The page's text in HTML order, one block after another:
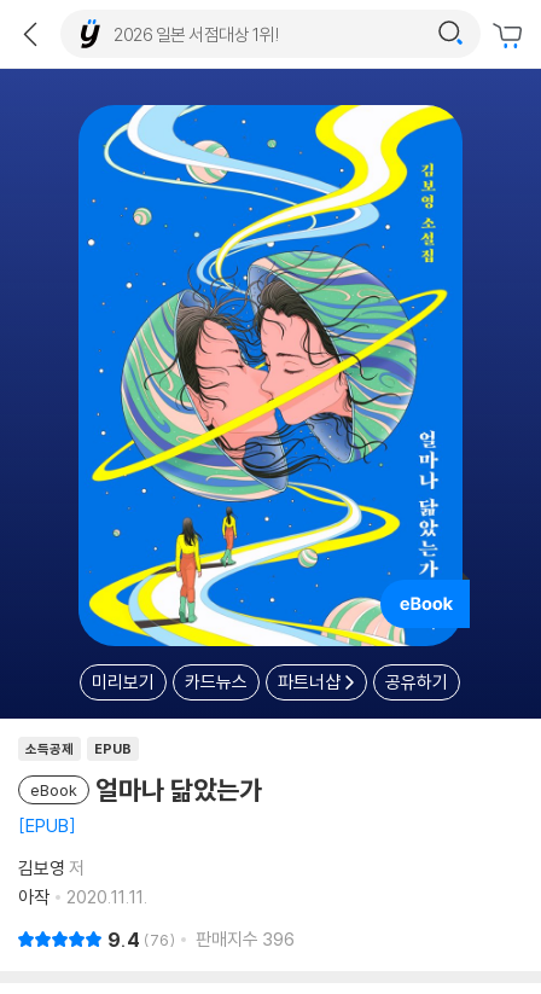
미리보기 카드뉴스 파트너샵 공유하기
소득공제 EPUB
eBook 얼마나 닮았는가
EPUB
김보영 저
아작
2020.11.11.
9.4 76 판매지수 396